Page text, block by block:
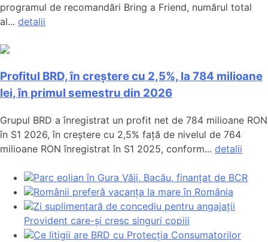
programul de recomandări Bring a Friend, numărul total
al... detalii
Profitul BRD, în creștere cu 2,5%, la 784 milioane
lei, în primul semestru din 2026
Grupul BRD a înregistrat un profit net de 784 milioane RON
în S1 2026, în creștere cu 2,5% față de nivelul de 764
milioane RON înregistrat în S1 2025, conform... detalii
Parc eolian în Gura Văii, Bacău, finanțat de BCR
Românii preferă vacanța la mare în România
Zi suplimentară de concediu pentru angajații
Provident care-și cresc singuri copiii
Ce litigii are BRD cu Protecția Consumatorilor